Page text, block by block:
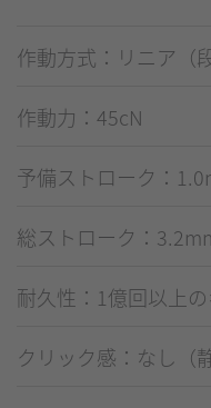
作動方式：リニア（
作動力：45cN
予備ストローク：
総ストローク：
耐久性：1億回以上
クリック感：なし（